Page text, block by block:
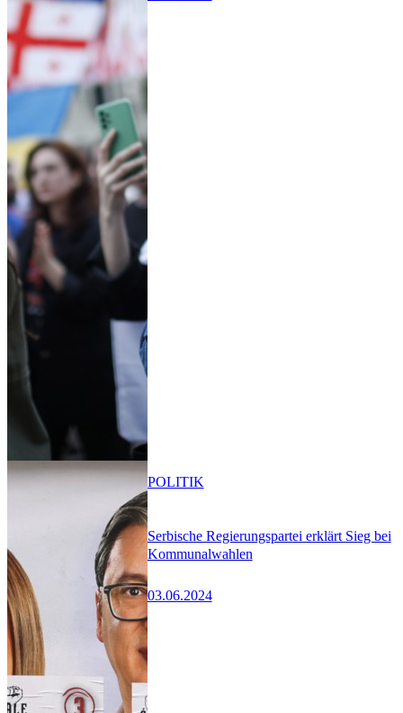
Serbische Regierungspartei erklärt Sieg bei
Kommunalwahlen
03.06.2024
POLITIK